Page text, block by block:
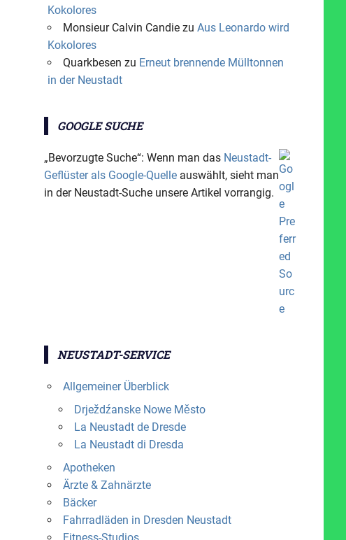
Kokolores
Monsieur Calvin Candiezu Aus Leonardo wird
Kokolores
Quarkbesen zu Erneut brennende Mülltonnen
in der Neustadt
GOOGLE SUCHE
„Bevorzugte Suche“: Wenn man das Neustadt-
Geflüster als Google-Quelle auswählt, sieht man
in der Neustadt-Suche unsere Artikel vorrangig.
NEUSTADT-SERVICE
Allgemeiner Überblick
Drježdźanske Nowe Město
La Neustadt de Dresde
La Neustadt di Dresda
Apotheken
Ärzte & Zahnärzte
Bäcker
Fahrradläden in Dresden Neustadt
Fitness-Studios